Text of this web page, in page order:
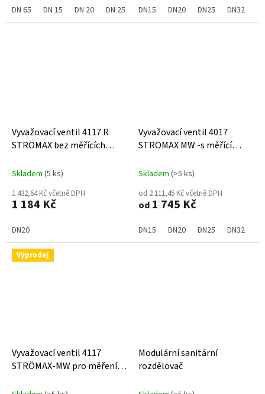
DN 65 DN 15 DN 20 DN 25 DN 32 DN 40 DN 50 DN 80
DN15 DN20 DN25 DN32
Vyvažovací ventil 4117 R
STRÖMAX bez měřících
Skladem (5 ks)
1 432,64 Kč včetně DPH
1 184 Kč
DN20
Vyvažovací ventil 4017
STRÖMAX MW -s měřící
Skladem (>5 ks)
od 2 111,45 Kč včetně DPH
od 1 745 Kč
DN15 DN20 DN25 DN32
Výprodej
Vyvažovací ventil 4117
STRÖMAX-MW pro měření
Modulární sanitární
rozdělovač